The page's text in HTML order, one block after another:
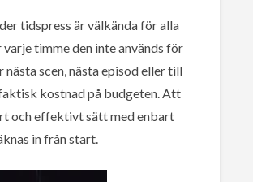
tidspress är välkända för alla
timme den inte används för
nästa scen, nästa episod eller till
kostnad på budgeten. Att
och effektivt sätt med enbart
in från start.